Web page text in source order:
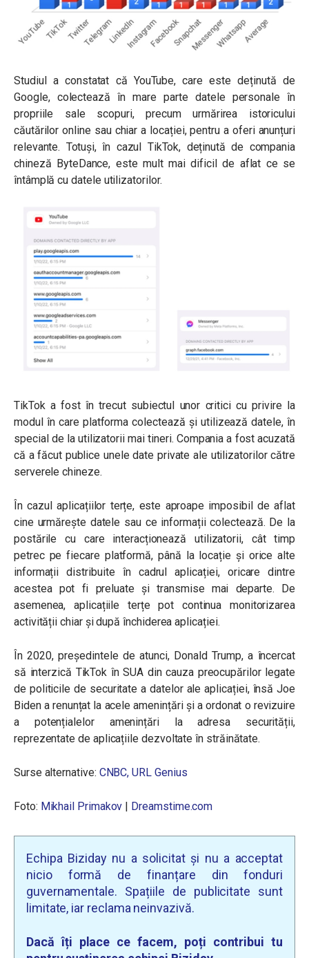
Studiul a constatat că YouTube, care este deținută de
Google, colectează în mare parte datele personale în
propriile sale scopuri, precum urmărirea istoricului
căutărilor online sau chiar a locației, pentru a oferi anunțuri
relevante. Totuși, în cazul TikTok, deținută de compania
chineză ByteDance, este mult mai dificil de aflat ce se
întâmplă cu datele utilizatorilor.
TikTok a fost în trecut subiectul unor critici cu privire la
modul în care platforma colectează și utilizează datele, în
special de la utilizatorii mai tineri. Compania a fost acuzată
că a făcut publice unele date private ale utilizatorilor către
serverele chineze.
În cazul aplicațiilor terțe, este aproape imposibil de aflat
cine urmărește datele sau ce informații colectează. De la
postările cu care interacționează utilizatorii, cât timp
petrec pe fiecare platformă, până la locație și orice alte
informații distribuite în cadrul aplicației, oricare dintre
acestea pot fi preluate și transmise mai departe. De
asemenea, aplicațiile terțe pot continua monitorizarea
activității chiar și după închiderea aplicației.
În 2020, președintele de atunci, Donald Trump, a încercat
să interzică TikTok în SUA din cauza preocupărilor legate
de politicile de securitate a datelor ale aplicației, însă Joe
Biden a renunțat la acele amenințări și a ordonat o revizuire
a potențialelor amenințări la adresa securității,
reprezentate de aplicațiile dezvoltate în străinătate.
Surse alternative: CNBC, URL Genius
Foto: Mikhail Primakov Dreamstime.com
Echipa Biziday nu a solicitat și nu a acceptat
nicio formă de finanțare din fonduri
guvernamentale. Spațiile de publicitate sunt
limitate, iar reclama neinvazivă.
Dacă îți place ce facem, poți contribui tu